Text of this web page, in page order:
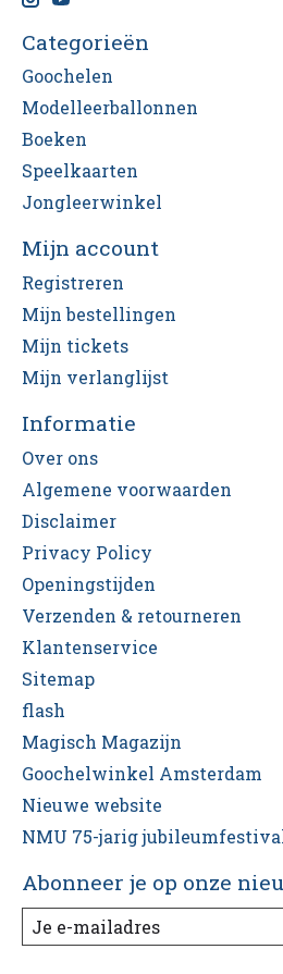
Categorieën
Goochelen
Modelleerballonnen
Boeken
Speelkaarten
Jongleerwinkel
Mijn account
Registreren
Mijn bestellingen
Mijn tickets
Mijn verlanglijst
Informatie
Over ons
Algemene voorwaarden
Disclaimer
Privacy Policy
Openingstijden
Verzenden & retourneren
Klantenservice
Sitemap
flash
Magisch Magazijn
Goochelwinkel Amsterdam
Nieuwe website
NMU 75-jarig
Abonneer je op onze